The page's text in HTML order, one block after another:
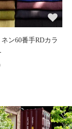
ン60番手RDカラ